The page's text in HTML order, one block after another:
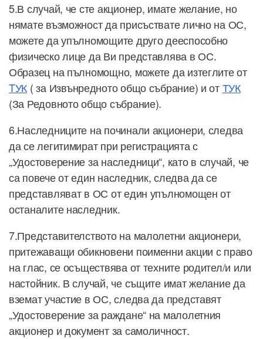
5.В случай, че сте акционер, имате желание, но
нямате възможност да присъствате лично на ОС,
можете да упълномощите друго дееспособно
физическо лице да Ви представлява в ОС.
Образец на пълномощно, можете да изтеглите от
TУК ( за Извънредното общо събрание) и отТУК
(За Редовното общо събрание).
6.Наследниците на починали акционери, следва
да се легитимират при регистрацията с
„Удостоверение за наследници“, като в случай, че
са повече от един наследник, следва да се
представляват в ОС от един упълномощен от
останалите наследник.
7.Представителството на малолетни акционери,
притежаващи обикновени поименни акции с право
на глас, се осъществява от техните родител/и или
настойник. В случай, че същите имат желание да
вземат участие в ОС, следва да представят
„Удостоверение за раждане“ на малолетния
акционер и документ за самоличност.